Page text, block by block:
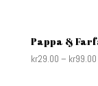
Pappa &
kr29.00 – kr99.00